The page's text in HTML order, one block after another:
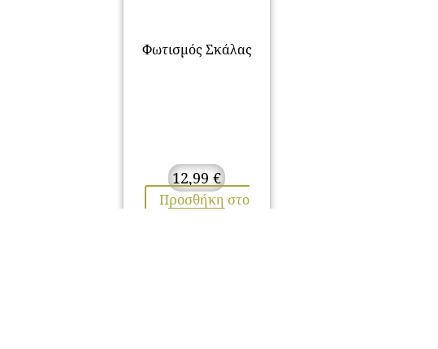
Φωτισμός Σκάλας
12,99 €
Προσθήκη στο